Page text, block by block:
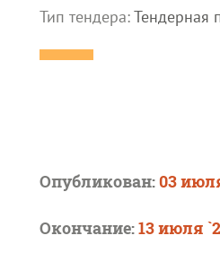
Тип тендера:Тендерная
Опубликован:03
Окончание:13 июля